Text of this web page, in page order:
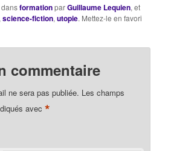
dansformationparGuillaume Lequien, et
,science-fiction,utopie. Mettez-le en favori
commentaire
ne sera pas publiée. Les champs
avec*